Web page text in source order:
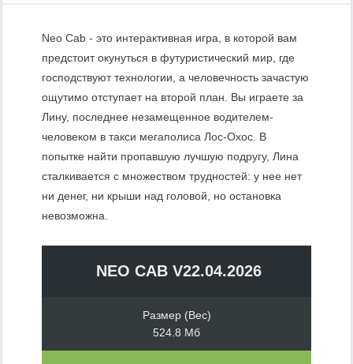
Neo Cab - это интерактивная игра, в которой вам
предстоит окунуться в футуристический мир, где
господствуют технологии, а человечность зачастую
ощутимо отступает на второй план. Вы играете за
Лину, последнее незамещенное водителем-
человеком в такси мегаполиса Лос-Охос. В
попытке найти пропавшую лучшую подругу, Лина
сталкивается с множеством трудностей: у нее нет
ни денег, ни крыши над головой, но остановка
невозможна.
NEO CAB V22.04.2026
Размер (Вес)
524.8 Мб